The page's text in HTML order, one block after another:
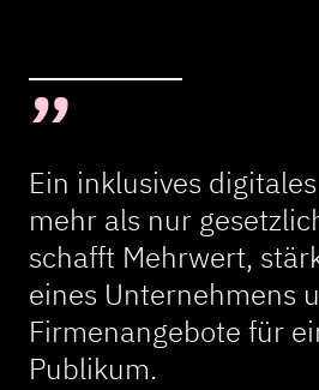
Ein inklusives
mehr als nur
schafft Mehrwert,
eines Unternehmens
Firmenangebote für
Publikum.